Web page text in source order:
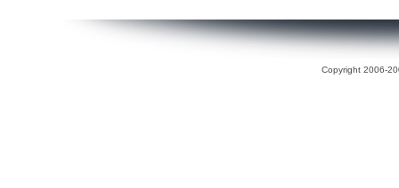
Copyright 2006-